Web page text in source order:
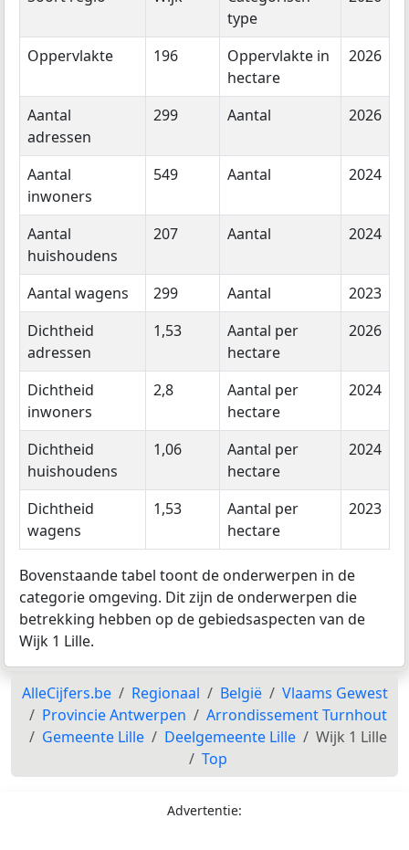
type
Oppervlakte 196
Oppervlakte in
hectare
2026
Aantal
adressen
299 Aantal 2026
Aantal
inwoners
549 Aantal 2024
Aantal
huishoudens
207 Aantal 2024
Aantal wagens 299 Aantal
2023
Dichtheid
adressen
1,53
Aantal per
hectare
2026
Dichtheid
inwoners
2,8
Aantal per
hectare
2024
Dichtheid
huishoudens
1,06
Aantal per
hectare
2024
Dichtheid
wagens
1,53
Aantal per
hectare
2023
Bovenstaande tabel toont de onderwerpen in de
categorie omgeving. Dit zijn de onderwerpen die
betrekking hebben op de gebiedsaspecten van de
Wijk 1 Lille.
AlleCijfers.be Regionaal België
Vlaams Gewest
Provincie Antwerpen
Arrondissement Turnhout
Gemeente Lille
Deelgemeente Lille
Wijk 1 Lille
Top
Advertentie: